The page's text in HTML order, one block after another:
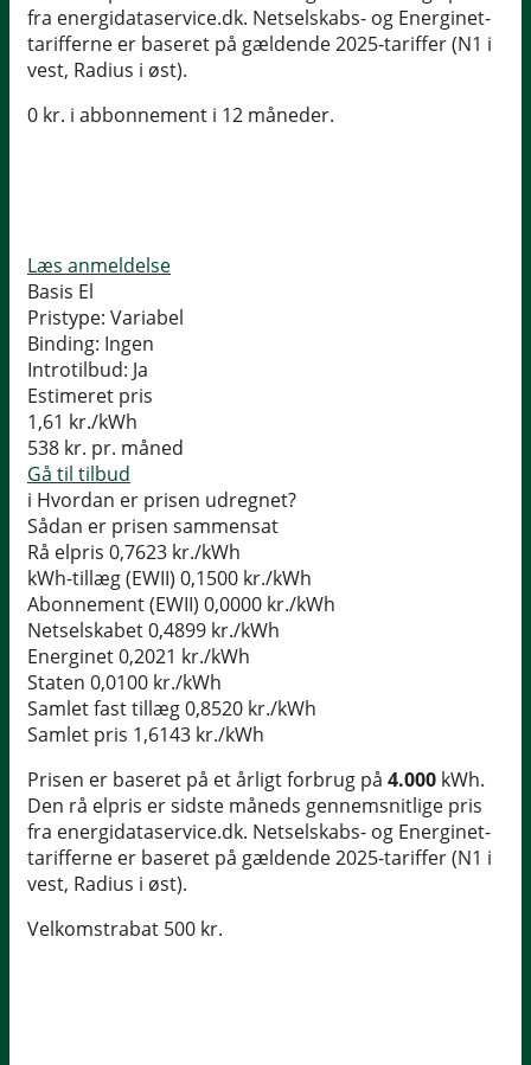
fra energidataservice.dk. Netselskabs- og Energinet-
tarifferne er baseret på gældende 2025-tariffer (N1 i
vest, Radius i øst).
0 kr. i abbonnement i 12 måneder.
Læs anmeldelse
Basis El
Pristype: Variabel
Binding: Ingen
Introtilbud: Ja
Estimeret pris
1,61 kr./kWh
538 kr. pr. måned
Gå til tilbud
i Hvordan er prisen udregnet?
Sådan er prisen sammensat
Rå elpris 0,7623 kr./kWh
kWh-tillæg (EWII) 0,1500 kr./kWh
Abonnement (EWII) 0,0000 kr./kWh
Netselskabet0,4899 kr./kWh
Energinet0,2021 kr./kWh
Staten 0,0100 kr./kWh
Samlet fast tillæg0,8520 kr./kWh
Samlet pris 1,6143 kr./kWh
Prisen er baseret på et årligt forbrug på 4.000 kWh.
Den rå elpris er sidste måneds gennemsnitlige pris
fra energidataservice.dk. Netselskabs- og Energinet-
tarifferne er baseret på gældende 2025-tariffer (N1 i
vest, Radius i øst).
Velkomstrabat 500 kr.